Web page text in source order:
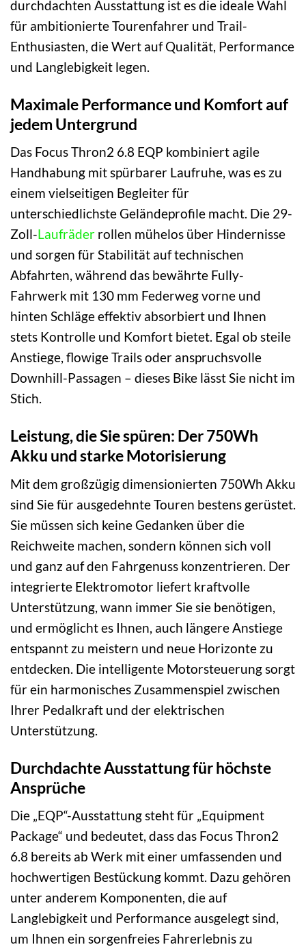
durchdachten Ausstattung ist es die ideale Wahl
für ambitionierte Tourenfahrer und Trail-
Enthusiasten, die Wert auf Qualität, Performance
und Langlebigkeit legen.
Maximale Performance und Komfort auf
jedem Untergrund
Das Focus Thron2 6.8 EQP kombiniert agile
Handhabung mit spürbarer Laufruhe, was es zu
einem vielseitigen Begleiter für
unterschiedlichste Geländeprofile macht. Die 29-
Zoll-Laufräder rollen mühelos über Hindernisse
und sorgen für Stabilität auf technischen
Abfahrten, während das bewährte Fully-
Fahrwerk mit 130 mm Federweg vorne und
hinten Schläge effektiv absorbiert und Ihnen
stets Kontrolle und Komfort bietet. Egal ob steile
Anstiege, flowige Trails oder anspruchsvolle
Downhill-Passagen – dieses Bike lässt Sie nicht im
Stich.
Leistung, die Sie spüren: Der 750Wh
Akku und starke Motorisierung
Mit dem großzügig dimensionierten 750Wh Akku
sind Sie für ausgedehnte Touren bestens gerüstet.
Sie müssen sich keine Gedanken über die
Reichweite machen, sondern können sich voll
und ganz auf den Fahrgenuss konzentrieren. Der
integrierte Elektromotor liefert kraftvolle
Unterstützung, wann immer Sie sie benötigen,
und ermöglicht es Ihnen, auch längere Anstiege
entspannt zu meistern und neue Horizonte zu
entdecken. Die intelligente Motorsteuerung sorgt
für ein harmonisches Zusammenspiel zwischen
Ihrer Pedalkraft und der elektrischen
Unterstützung.
Durchdachte Ausstattung für höchste
Ansprüche
Die „EQP“-Ausstattung steht für „Equipment
Package“ und bedeutet, dass das Focus Thron2
6.8 bereits ab Werk mit einer umfassenden und
hochwertigen Bestückung kommt. Dazu gehören
unter anderem Komponenten, die auf
Langlebigkeit und Performance ausgelegt sind,
um Ihnen ein sorgenfreies Fahrerlebnis zu